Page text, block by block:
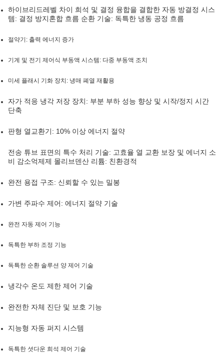
하이브리드레벨 차이 희석 및 결정 융합을 결합한 자동 방결정 시스
템: 결정 방지혼합 흐름 순환 기술: 독특한 냉동 공정 흐름
절약기: 출력 에너지 증가
기계 및 전기 제어식 부동액 시스템: 다중 부동액 조치
미세 플래시 기화 장치: 냉매 폐열 재활용
자가 적응 냉각 저장 장치: 부분 부하 성능 향상 및 시작/정지 시간
단축
판형 열교환기: 10% 이상 에너지 절약
전송 튜브 표면의 특수 처리 기술: 고효율 열 교환 보장 및 에너지 소
비 감소억제제 몰리브덴산 리튬: 친환경적
완전 용접 구조: 신뢰할 수 있는 밀봉
가변 주파수 제어: 에너지 절약 기술
완전 자동 제어 기능
독특한 부하 조정 기능
독특한 순환 솔루션 양 제어 기술
냉각수 온도 제한 제어 기술
완전한 자체 진단 및 보호 기능
지능형 자동 퍼지 시스템
독특한 셧다운 희석 제어 기술